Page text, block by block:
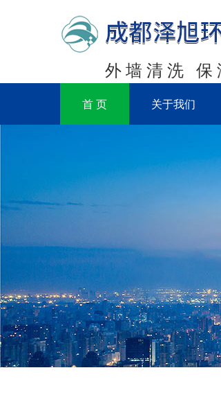
外墙清洗 保
首 页 关于我们